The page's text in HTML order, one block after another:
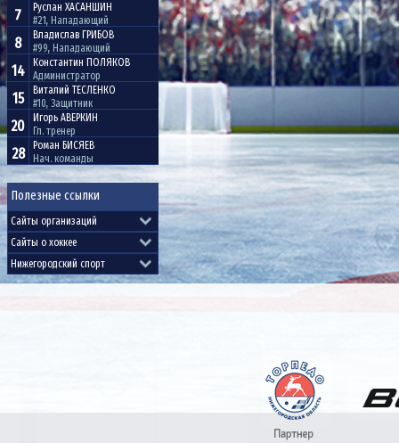
7 Руслан ХАСАНШИН
#21, Нападающий
8 Владислав ГРИБОВ
#99, Нападающий
14 Константин ПОЛЯКОВ
Администратор
15 Виталий ТЕСЛЕНКО
#10, Защитник
20 Игорь АВЕРКИН
Гл. тренер
28 Роман БИСЯЕВ
Нач. команды
Полезные ссылки